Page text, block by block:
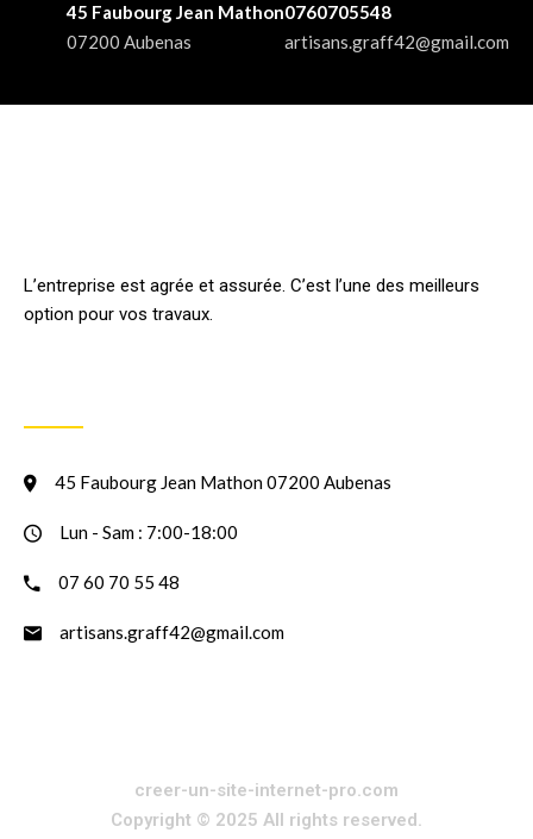
45 Faubourg Jean Mathon
07200 Aubenas
0760705548
artisans.graff42@gmail.com
L’entreprise est agrée et assurée. C’est l’une des meilleurs
option pour vos travaux.
45 Faubourg Jean Mathon 07200 Aubenas
Lun - Sam : 7:00-18:00
07 60 70 55 48
artisans.graff42@gmail.com
creer-un-site-internet-pro.com
Copyright © 2025 All rights reserved.